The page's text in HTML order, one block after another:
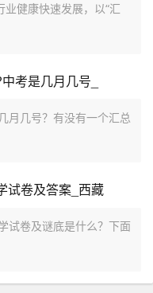
健康快速发展，以“汇
考是几月几号_
月几号？有没有一个汇总
试卷及答案_西藏
试卷及谜底是什么？下面